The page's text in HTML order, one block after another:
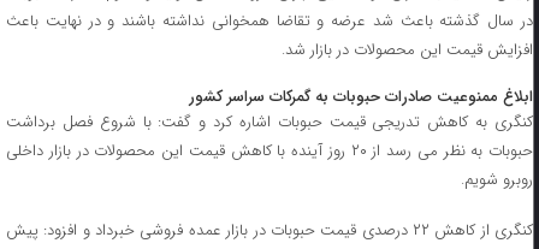
در سال گذشته باعث شد عرضه و تقاضا همخوانی نداشته باشند و در نهایت باعث
افزایش قیمت این محصولات در بازار شد.
ابلاغ ممنوعیت صادرات حبوبات به گمرکات سراسر کشور
کنگری به کاهش تدریجی قیمت حبوبات اشاره کرد و گفت: با شروع فصل برداشت
حبوبات به نظر می رسد از ۲۰ روز آینده با کاهش قیمت این محصولات در بازار داخلی
روبرو شویم.
کنگری از کاهش ۲۲ درصدی قیمت حبوبات در بازار عمده فروشی خبرداد و افزود: پیش